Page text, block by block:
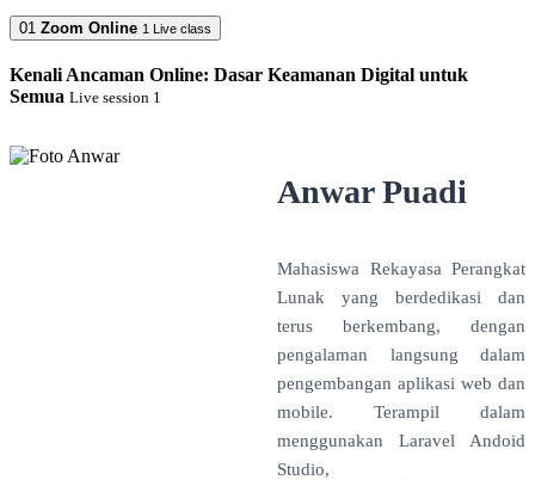
01 Zoom Online 1 Live class
Kenali Ancaman Online: Dasar Keamanan Digital untuk
Semua Live session 1
Anwar Puadi
Mahasiswa Rekayasa Perangkat
Lunak yang berdedikasi dan
terus berkembang, dengan
pengalaman langsung dalam
pengembangan aplikasi web dan
mobile. Terampil dalam
menggunakan Laravel Andoid
Studio,